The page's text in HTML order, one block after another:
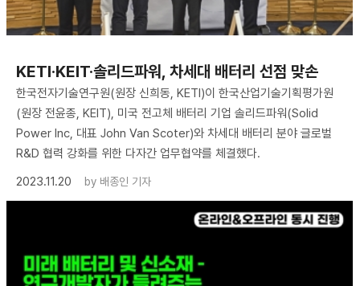
KETI·KEIT·솔리드파워, 차세대 배터리 선점 맞손
한국전자기술연구원(원장 신희동, KETI)이 한국산업기술기획평가원
(원장 전윤종, KEIT), 미국 전고체 배터리 기업 솔리드파워(Solid
Power Inc, 대표 John Van Scoter)와 차세대 배터리 분야 글로벌
R&D 협력 강화를 위한 다자간 업무협약를 체결했다.
2023.11.20
by 배종인 기자